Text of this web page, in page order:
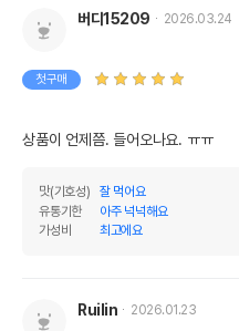
버디15209 2026.03.24
첫구매
상품이 언제쯤. 들어오나요. ㅠㅠ
맛(기호성)
잘 먹어요
유통기한
아주 넉넉해요
가성비
최고에요
Ruilin 2026.01.23